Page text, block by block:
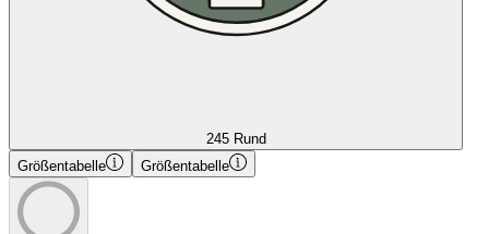
245 Rund
Größentabelle
Größentabelle